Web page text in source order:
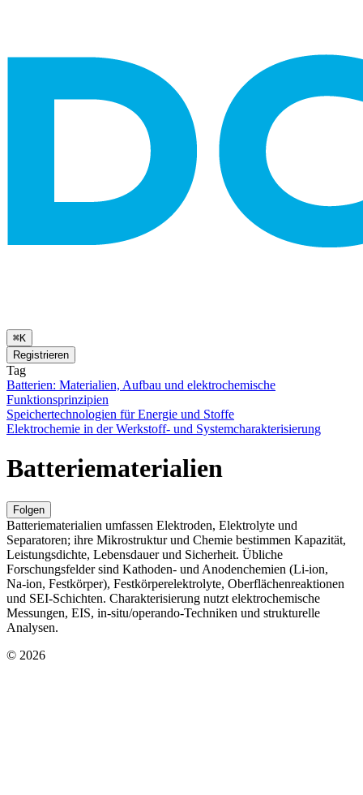
⌘K
Registrieren
Tag
Batterien: Materialien, Aufbau und elektrochemische
Funktionsprinzipien
Speichertechnologien für Energie und Stoffe
Elektrochemie in der Werkstoff- und Systemcharakterisierung
Batteriematerialien
Folgen
Batteriematerialien umfassen Elektroden, Elektrolyte und
Separatoren; ihre Mikrostruktur und Chemie bestimmen Kapazität,
Leistungsdichte, Lebensdauer und Sicherheit. Übliche
Forschungsfelder sind Kathoden‑ und Anodenchemien (Li‑ion,
Na‑ion, Festkörper), Festkörperelektrolyte, Oberflächenreaktionen
und SEI‑Schichten. Charakterisierung nutzt elektrochemische
Messungen, EIS, in‑situ/operando‑Techniken und strukturelle
Analysen.
© 2026